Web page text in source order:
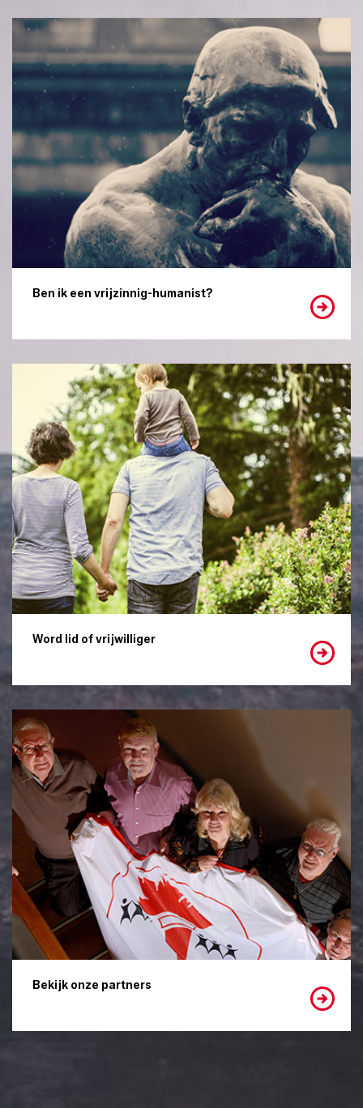
Ben ik een vrijzinnig-humanist?
Word lid of vrijwilliger
Bekijk onze partners